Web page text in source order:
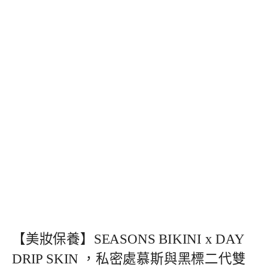
【美妝保養】SEASONS BIKINI x DAY
DRIP SKIN ，私密處慕斯與黑標二代雙